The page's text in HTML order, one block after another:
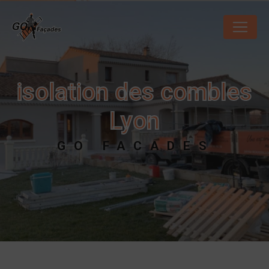
isolation des combles
Lyon
GO FACADES